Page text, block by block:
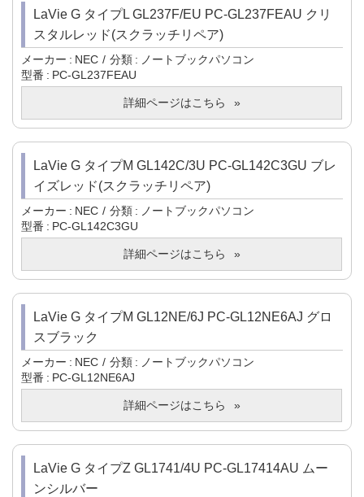
LaVie G タイプL GL237F/EU PC-GL237FEAU クリ
スタルレッド(スクラッチリペア)
メーカー NEC 分類
ノートブックパソコン
型番
PC-GL237FEAU
詳細ページはこちら
LaVie G タイプM GL142C/3U PC-GL142C3GU ブレ
イズレッド(スクラッチリペア)
メーカー NEC 分類
ノートブックパソコン
型番
PC-GL142C3GU
詳細ページはこちら
LaVie G タイプM GL12NE/6J PC-GL12NE6AJ グロ
スブラック
メーカー NEC 分類
ノートブックパソコン
型番
PC-GL12NE6AJ
詳細ページはこちら
LaVie G タイプZ GL1741/4U PC-GL17414AU ムー
ンシルバー